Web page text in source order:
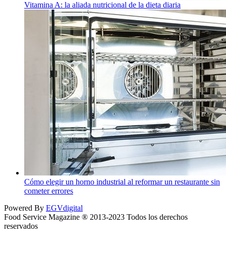
Vitamina A: la aliada nutricional de la dieta diaria
Cómo elegir un horno industrial al reformar un restaurante sin
cometer errores
Powered By EGVdigital
Food Service Magazine ® 2013-2023 Todos los derechos
reservados